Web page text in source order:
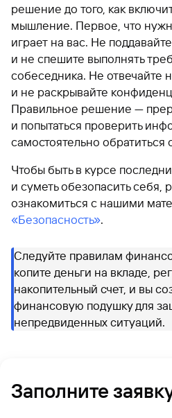
решение до того, как
мышление. Первое, что
играет на вас. Не
и не спешите выполнять
собеседника. Не отвечайте
и не раскрывайте
Правильное решение —
и попытаться проверить
самостоятельно обратиться
Чтобы быть в курсе
и суметь обезопасить себя,
ознакомиться с нашими
«Безопасность».
Следуйте правилам
копите деньги на вкладе,
накопительный счет, и вы
финансовую подушку для
непредвиденных ситуаций.
Заполните